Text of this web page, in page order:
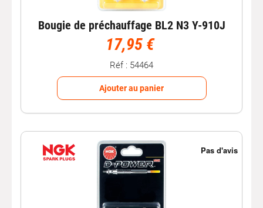
Bougie de préchauffage BL2 N3 Y-910J
17,95 €
Réf : 54464
Ajouter au panier